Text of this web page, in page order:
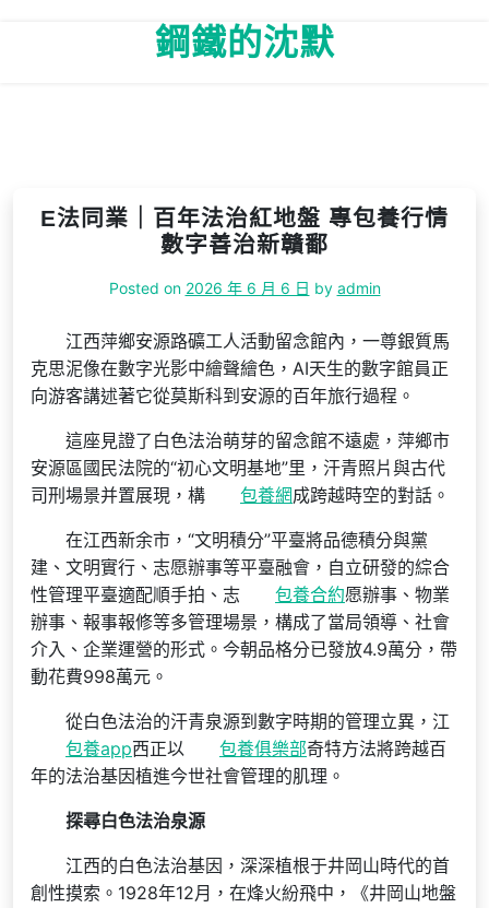
鋼鐵的沈默
E法同業｜百年法治紅地盤 專包養行情
數字善治新贛鄱
Posted on 2026 年 6 月 6 日 by admin
江西萍鄉安源路礦工人活動留念館內，一尊銀質馬
克思泥像在數字光影中繪聲繪色，AI天生的數字館員正
向游客講述著它從莫斯科到安源的百年旅行過程。
這座見證了白色法治萌芽的留念館不遠處，萍鄉市
安源區國民法院的“初心文明基地”里，汗青照片與古代
司刑場景并置展現，構
包養網成跨越時空的對話。
在江西新余市，“文明積分”平臺將品德積分與黨
建、文明實行、志愿辦事等平臺融會，自立研發的綜合
性管理平臺適配順手拍、志
包養合約愿辦事、物業
辦事、報事報修等多管理場景，構成了當局領導、社會
介入、企業運營的形式。今朝品格分已發放4.9萬分，帶
動花費998萬元。
從白色法治的汗青泉源到數字時期的管理立異，江
包養app西正以 包養俱樂部奇特方法將跨越百
年的法治基因植進今世社會管理的肌理。
探尋白色法治泉源
江西的白色法治基因，深深植根于井岡山時代的首
創性摸索。1928年12月，在烽火紛飛中，《井岡山地盤